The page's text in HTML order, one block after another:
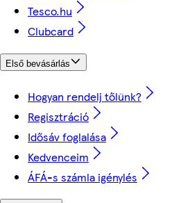
Tesco.hu
Clubcard
Első bevásárlás
Hogyan rendelj tőlünk?
Regisztráció
Idősáv foglalása
Kedvenceim
ÁFÁ-s számla igénylés